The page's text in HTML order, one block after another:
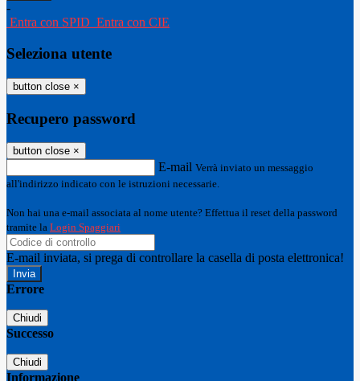
-
Entra con SPID Entra con CIE
Seleziona utente
button close ×
Recupero password
button close ×
E-mail Verrà inviato un messaggio
all'indirizzo indicato con le istruzioni necessarie.
Non hai una e-mail associata al nome utente? Effettua il reset della password
tramite la Login Spaggiari
E-mail inviata, si prega di controllare la casella di posta elettronica!
Errore
Chiudi
Successo
Chiudi
Informazione